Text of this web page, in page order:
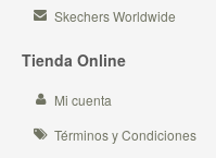
Skechers Worldwide
Tienda Online
Mi cuenta
Términos y Condiciones